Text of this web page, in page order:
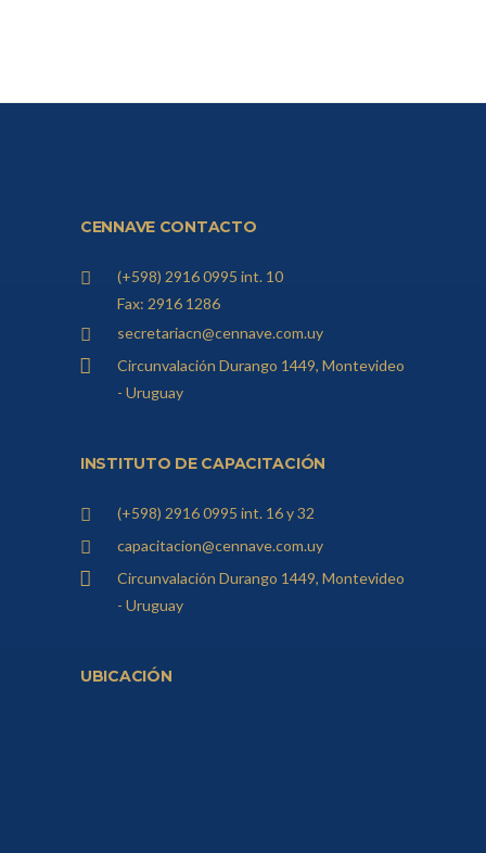
CENNAVE CONTACTO
(+598) 2916 0995 int. 10
Fax: 2916 1286
secretariacn@cennave.com.uy
Circunvalación Durango 1449, Montevideo
- Uruguay
INSTITUTO DE CAPACITACIÓN
(+598) 2916 0995 int. 16 y 32
capacitacion@cennave.com.uy
Circunvalación Durango 1449, Montevideo
- Uruguay
UBICACIÓN